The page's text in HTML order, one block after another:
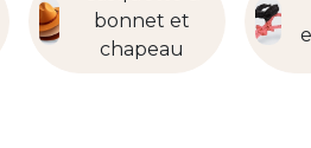
bonnet et
chapeau